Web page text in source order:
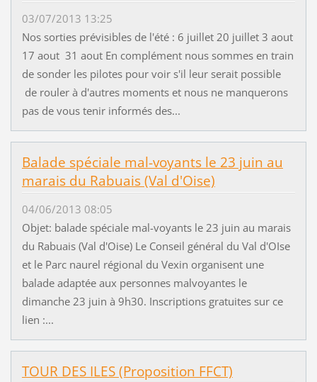
03/07/2013 13:25
Nos sorties prévisibles de l'été : 6 juillet 20 juillet 3 aout
17 aout 31 aout En complément nous sommes en train
de sonder les pilotes pour voir s'il leur serait possible
de rouler à d'autres moments et nous ne manquerons
pas de vous tenir informés des...
Balade spéciale mal-voyants le 23 juin au
marais du Rabuais (Val d'Oise)
04/06/2013 08:05
Objet: balade spéciale mal-voyants le 23 juin au marais
du Rabuais (Val d'Oise) Le Conseil général du Val d'OIse
et le Parc naurel régional du Vexin organisent une
balade adaptée aux personnes malvoyantes le
dimanche 23 juin à 9h30. Inscriptions gratuites sur ce
lien :...
TOUR DES ILES (Proposition FFCT)